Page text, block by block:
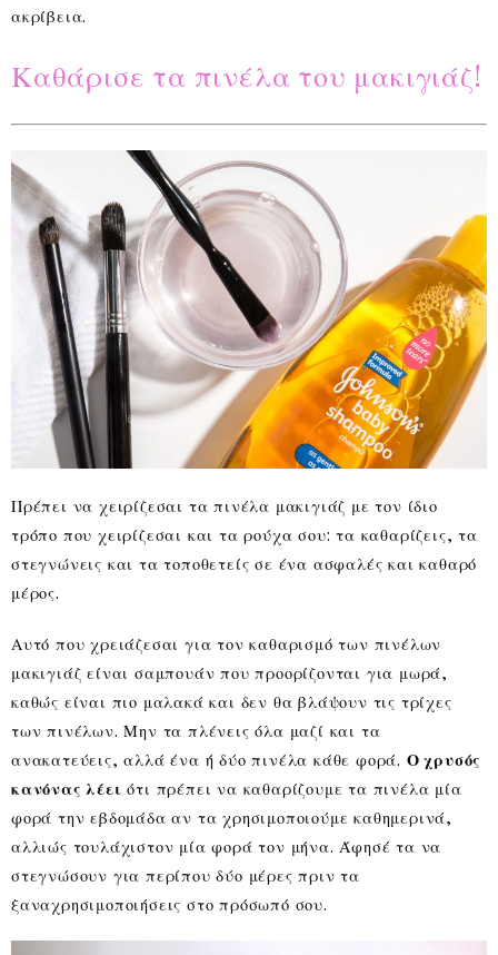
ακρίβεια.
Καθάρισε τα πινέλα του μακιγιάζ!
Πρέπει να χειρίζεσαι τα πινέλα μακιγιάζ με τον ίδιο
τρόπο που χειρίζεσαι και τα ρούχα σου: τα καθαρίζεις, τα
στεγνώνεις και τα τοποθετείς σε ένα ασφαλές και καθαρό
μέρος.
Αυτό που χρειάζεσαι για τον καθαρισμό των πινέλων
μακιγιάζ είναι σαμπουάν που προορίζονται για μωρά,
καθώς είναι πιο μαλακά και δεν θα βλάψουν τις τρίχες
των πινέλων. Μην τα πλένεις όλα μαζί και τα
ανακατεύεις, αλλά ένα ή δύο πινέλα κάθε φορά. Ο χρυσός
κανόνας λέει ότι πρέπει να καθαρίζουμε τα πινέλα μία
φορά την εβδομάδα αν τα χρησιμοποιούμε καθημερινά,
αλλιώς τουλάχιστον μία φορά τον μήνα. Άφησέ τα να
στεγνώσουν για περίπου δύο μέρες πριν τα
ξαναχρησιμοποιήσεις στο πρόσωπό σου.